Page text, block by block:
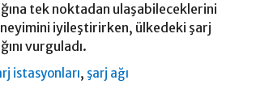
tek noktadan ulaşabileceklerini
iyileştirirken, ülkedeki şarj
vurguladı.
istasyonları, şarj ağı